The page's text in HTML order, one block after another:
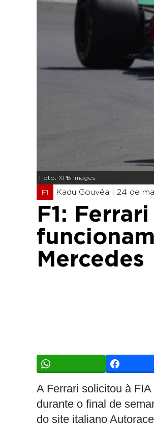
Foto: XPB Images
F1 Kadu Gouvêa | 24 de
F1:
Mercedes
A Ferrari solicitou à
durante o final de
do site italiano